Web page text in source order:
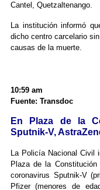
Cantel, Quetzaltenango.
La institución informó
dicho centro carcelario
causas de la muerte.
10:59 am
Fuente: Transdoc
En Plaza de la
Sputnik-V,
La Policía Nacional Civil
Plaza de la
coronavirus Sputnik-V
Pfizer (menores de